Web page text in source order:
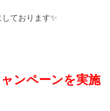
ております✨
ンペーンを実施